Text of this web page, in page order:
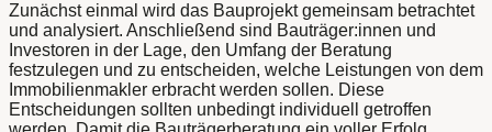
Zunächst einmal wird das Bauprojekt gemeinsam betrachtet
und analysiert. Anschließend sind Bauträger:innen und
Investoren in der Lage, den Umfang der Beratung
festzulegen und zu entscheiden, welche Leistungen von dem
Immobilienmakler erbracht werden sollen. Diese
Entscheidungen sollten unbedingt individuell getroffen